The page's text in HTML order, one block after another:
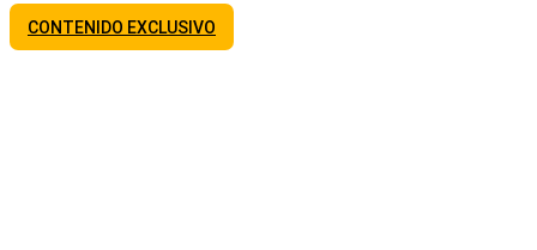
CONTENIDO EXCLUSIVO